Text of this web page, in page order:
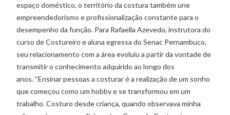
espaço doméstico, o território da costura também une
empreendedorismo e profissionalização constante para o
desempenho da função. Para Rafaella Azevedo, instrutora do
curso de Costureiro e aluna egressa do Senac Pernambuco,
seu relacionamento com a área evoluiu a partir da vontade de
transmitir o conhecimento adquirido ao longo dos
anos. “Ensinar pessoas a costurar é a realização de um sonho
que começou como um hobby e se transformou em um
trabalho. Costuro desde criança, quando observava minha